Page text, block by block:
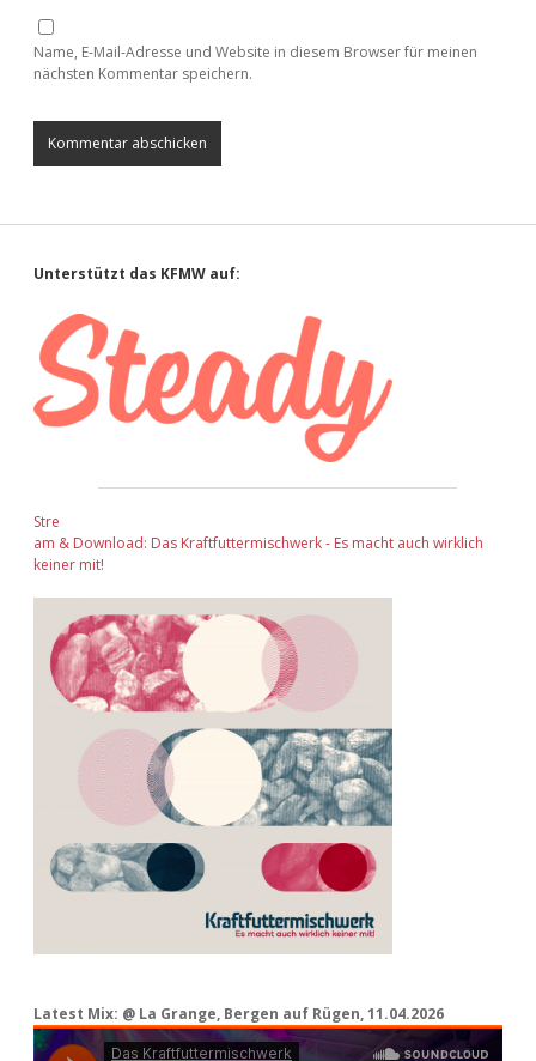
Name, E-Mail-Adresse und Website in diesem Browser für meinen
nächsten Kommentar speichern.
Sidebar
Unterstützt das KFMW auf:
Stre
am & Download: Das Kraftfuttermischwerk - Es macht auch wirklich
keiner mit!
Latest Mix: @ La Grange, Bergen auf Rügen, 11.04.2026